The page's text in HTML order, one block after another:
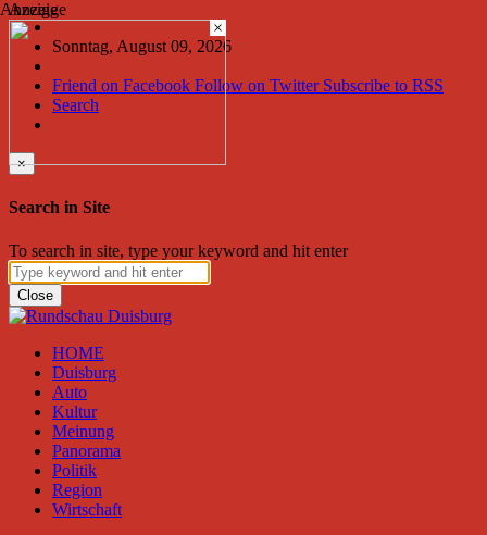
Sonntag, August 09, 2026
Friend on Facebook Follow on Twitter Subscribe to RSS
Search
×
Search in Site
To search in site, type your keyword and hit enter
Close
HOME
Duisburg
Auto
Kultur
Meinung
Panorama
Politik
Region
Wirtschaft
Anzeige
×
Anzeige